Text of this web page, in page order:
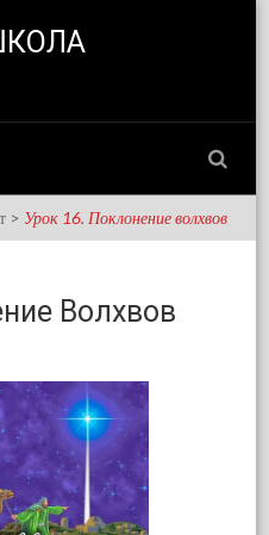
> Урок 16. Поклонение волхвов
Волхвов